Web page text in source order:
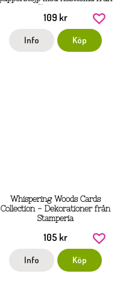
109 kr
Info Köp
Whispering Woods Cards
Collection - Dekorationer från
Stamperia
105 kr
Info Köp